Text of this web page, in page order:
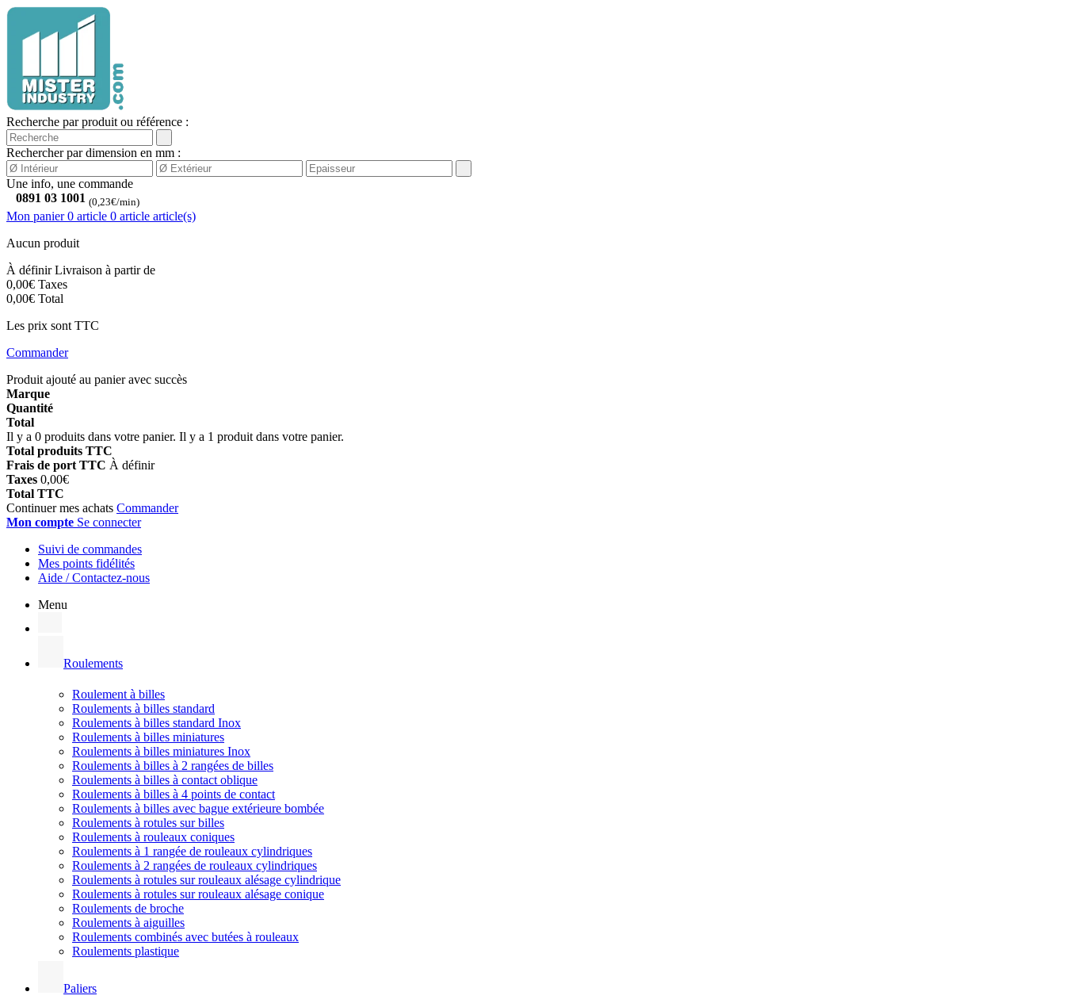
Recherche par produit ou référence :
Rechercher par dimension en mm :
Une info, une commande
0891 03 1001 (0,23€/min)
Mon panier 0 article 0 article article(s)
Aucun produit
À définirLivraison à partir de
0,00€ Taxes
0,00€ Total
Les prix sont TTC
Commander
Produit ajouté au panier avec succès
Marque
Quantité
Total
Il y a 0 produits dans votre panier. Il y a 1 produit dans votre panier.
Total produits TTC
Frais de port TTC À définir
Taxes 0,00€
Total TTC
Continuer mes achats Commander
Mon compte Se connecter
Suivi de commandes
Mes points fidélités
Aide / Contactez-nous
Menu
Roulements
Roulement à billes
Roulements à billes standard
Roulements à billes standard Inox
Roulements à billes miniatures
Roulements à billes miniatures Inox
Roulements à billes à 2 rangées de billes
Roulements à billes à contact oblique
Roulements à billes à 4 points de contact
Roulements à billes avec bague extérieure bombée
Roulements à rotules sur billes
Roulements à rouleaux coniques
Roulements à 1 rangée de rouleaux cylindriques
Roulements à 2 rangées de rouleaux cylindriques
Roulements à rotules sur rouleaux alésage cylindrique
Roulements à rotules sur rouleaux alésage conique
Roulements de broche
Roulements à aiguilles
Roulements combinés avec butées à rouleaux
Roulements plastique
Paliers